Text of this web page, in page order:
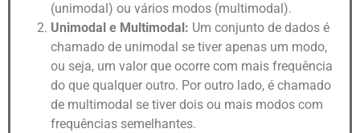
(unimodal) ou vários modos (multimodal).
Unimodal e Multimodal: Um conjunto de dados é
chamado de unimodal se tiver apenas um modo,
ou seja, um valor que ocorre com mais frequência
do que qualquer outro. Por outro lado, é chamado
de multimodal se tiver dois ou mais modos com
frequências semelhantes.